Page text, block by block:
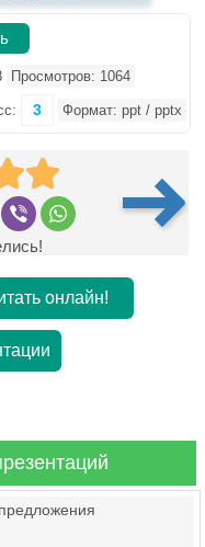
Просмотров: 1064
3 Формат: ppt / pptx
онлайн!